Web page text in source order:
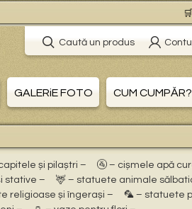
🛒
Caută un produs
GALERiE FOTO CUM CUMPĂR?
și pilaștri – 🚰 – cișmele apă
stative – 🦌 – statuete animale
religioase și îngerași – 🦜 – statuete